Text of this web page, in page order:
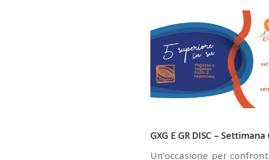
GXG E GR DISC –
Un’occasione per